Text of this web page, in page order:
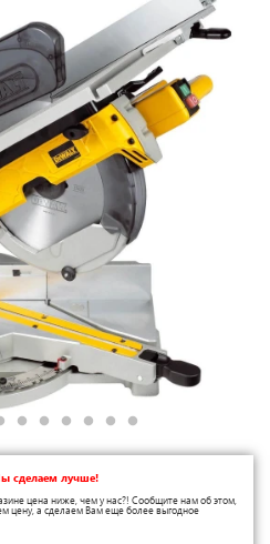
сделаем лучше!
цена ниже, чем у нас?! Сообщите нам об этом,
цену, а сделаем Вам еще более выгодное